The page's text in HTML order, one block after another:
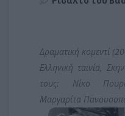
Δραματική κομεντί
Ελληνική ταινία,
τους: Νίκο
Μαργαρίτα